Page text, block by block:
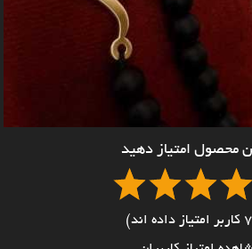
محصول امتیاز دهید